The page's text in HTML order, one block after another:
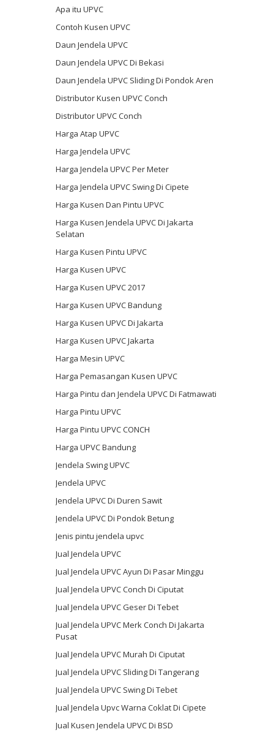
Apa itu UPVC
Contoh Kusen UPVC
Daun Jendela UPVC
Daun Jendela UPVC Di Bekasi
Daun Jendela UPVC Sliding Di Pondok Aren
Distributor Kusen UPVC Conch
Distributor UPVC Conch
Harga Atap UPVC
Harga Jendela UPVC
Harga Jendela UPVC Per Meter
Harga Jendela UPVC Swing Di Cipete
Harga Kusen Dan Pintu UPVC
Harga Kusen Jendela UPVC Di Jakarta
Selatan
Harga Kusen Pintu UPVC
Harga Kusen UPVC
Harga Kusen UPVC 2017
Harga Kusen UPVC Bandung
Harga Kusen UPVC Di Jakarta
Harga Kusen UPVC Jakarta
Harga Mesin UPVC
Harga Pemasangan Kusen UPVC
Harga Pintu dan Jendela UPVC Di Fatmawati
Harga Pintu UPVC
Harga Pintu UPVC CONCH
Harga UPVC Bandung
Jendela Swing UPVC
Jendela UPVC
Jendela UPVC Di Duren Sawit
Jendela UPVC Di Pondok Betung
Jenis pintu jendela upvc
Jual Jendela UPVC
Jual Jendela UPVC Ayun Di Pasar Minggu
Jual Jendela UPVC Conch Di Ciputat
Jual Jendela UPVC Geser Di Tebet
Jual Jendela UPVC Merk Conch Di Jakarta
Pusat
Jual Jendela UPVC Murah Di Ciputat
Jual Jendela UPVC Sliding Di Tangerang
Jual Jendela UPVC Swing Di Tebet
Jual Jendela Upvc Warna Coklat Di Cipete
Jual Kusen Jendela UPVC Di BSD